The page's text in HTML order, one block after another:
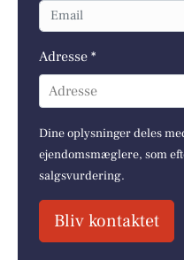
Adresse *
Adresse
Dine oplysninger deles
ejendomsmæglere, som
salgsvurdering.
Bliv kontaktet